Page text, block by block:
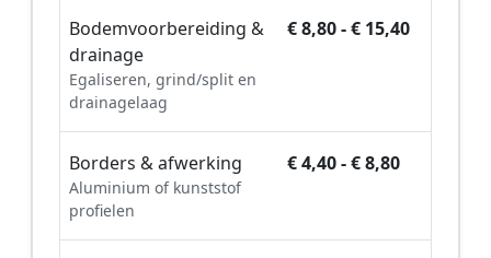
Bodemvoorbereiding &
drainage
Egaliseren, grind/split en
drainagelaag
€ 8,80 - € 15,40
Borders & afwerking
Aluminium of kunststof
profielen
€ 4,40 - € 8,80